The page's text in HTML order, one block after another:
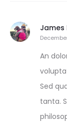
James
An
Sed
tanta.